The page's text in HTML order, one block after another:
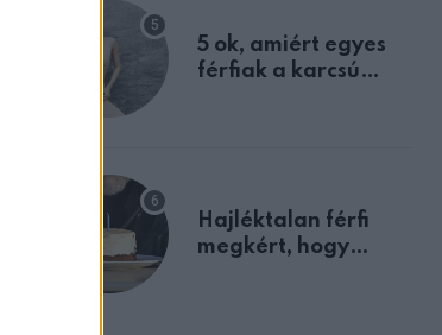
5 ok, amiért egyes
férfiak a karcsú
Hajléktalan férfi
megkért, hogy